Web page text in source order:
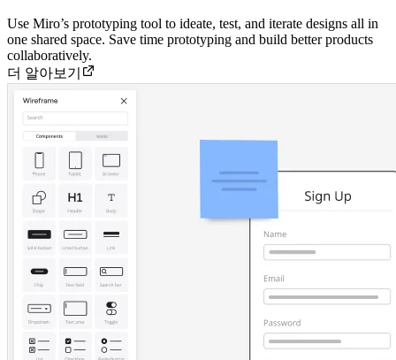
Use Miro’s prototyping tool to ideate, test, and iterate designs all in
one shared space. Save time prototyping and build better products
collaboratively.
더 알아보기